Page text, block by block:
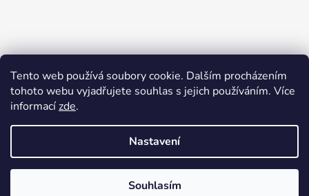
Tento web používá soubory cookie. Dalším procházením
tohoto webu vyjadřujete souhlas s jejich používáním. Více
informacízde.
Nastavení
Souhlasím
Přijímáme online platby
Vytvořil Shoptet
Dva Pela. Všechna práva vyhrazena.